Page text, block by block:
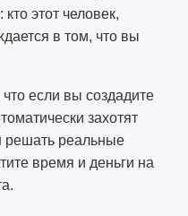
этот человек,
в том, что вы
если вы создадите
захотят
решать реальные
время и деньги на